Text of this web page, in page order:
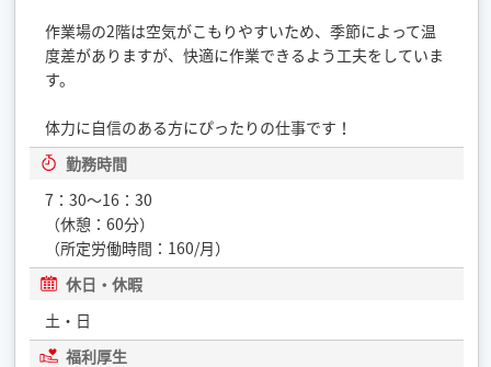
作業場の2階は空気がこもりやすいため、季節によって温
度差がありますが、快適に作業できるよう工夫をしていま
す。
体力に自信のある方にぴったりの仕事です！
勤務時間
7：30〜16：30
（休憩：60分）
（所定労働時間：160/月）
休日・休暇
土・日
福利厚生